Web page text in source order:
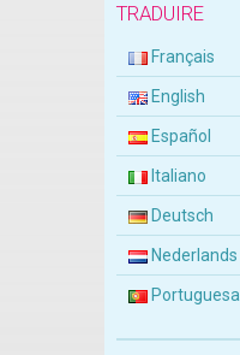
TRADUIRE
Français
English
Español
Italiano
Deutsch
Nederlands
Portuguesa